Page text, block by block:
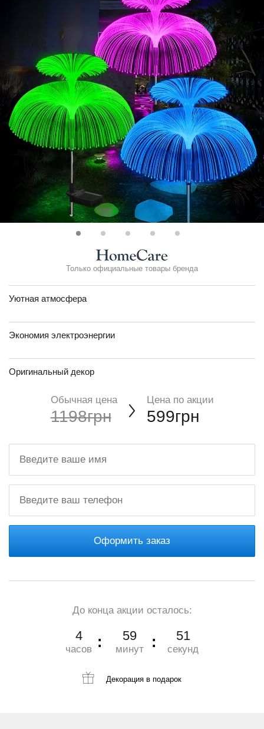
Только официальные товары бренда
Уютная атмосфера
Экономия электроэнергии
Оригинальный декор
Обычная цена
1198грн
Цена по акции
599грн
Оформить заказ
До конца акции осталось:
4
часов
59
минут
49
секунд
Декорация в подарок